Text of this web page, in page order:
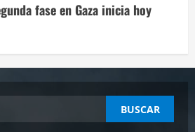
fase en Gaza inicia hoy